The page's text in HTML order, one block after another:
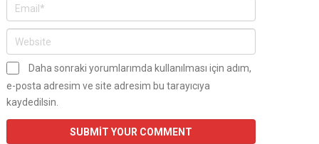
Daha sonraki yorumlarımda kullanılması için adım,
e-posta adresim ve site adresim bu tarayıcıya
kaydedilsin.